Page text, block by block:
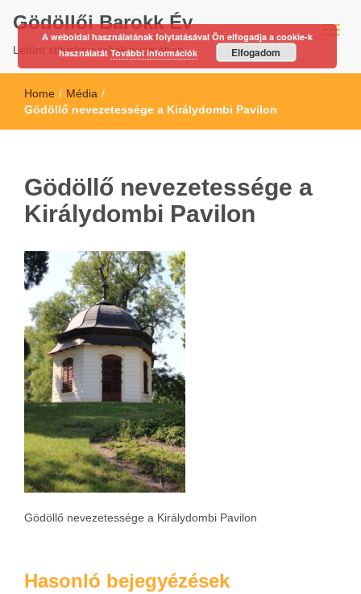
Gödöllői Barokk Év
Letűnt stíluskorszakok nyomában…
Home / Média /
Gödöllő nevezetessége a Királydombi Pavilon
Gödöllő nevezetessége a
Királydombi Pavilon
Gödöllő nevezetessége a Királydombi Pavilon
Hasonló bejegyézések
A weboldal használatának folytatásával Ön elfogadja a cookie-k
használatátTovábbi információk Elfogadom